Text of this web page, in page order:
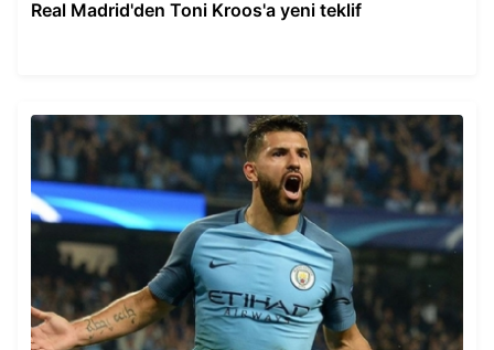
Real Madrid'den Toni Kroos'a yeni teklif